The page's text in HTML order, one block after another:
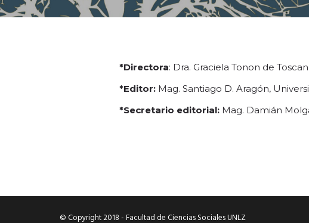
*Directora: Dra. Graciela Tonon de
*Editor:Mag. Santiago D. Aragón,
*Secretario editorial:Mag. Damián
© Copyright 2018 - Facultad de Ciencias Sociales UNLZ